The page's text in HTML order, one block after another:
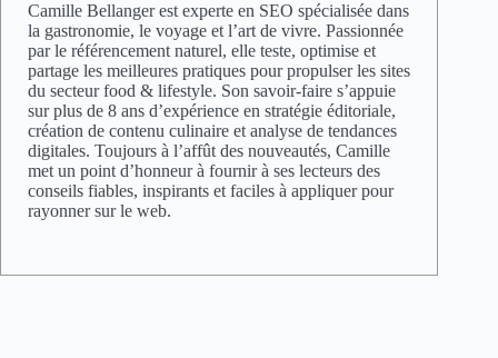
Camille Bellanger est experte en SEO spécialisée dans
la gastronomie, le voyage et l’art de vivre. Passionnée
par le référencement naturel, elle teste, optimise et
partage les meilleures pratiques pour propulser les sites
du secteur food & lifestyle. Son savoir-faire s’appuie
sur plus de 8 ans d’expérience en stratégie éditoriale,
création de contenu culinaire et analyse de tendances
digitales. Toujours à l’affût des nouveautés, Camille
met un point d’honneur à fournir à ses lecteurs des
conseils fiables, inspirants et faciles à appliquer pour
rayonner sur le web.